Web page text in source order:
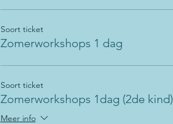
Soort ticket
Zomerworkshops 1 dag
Soort ticket
Zomerworkshops 1dag (2de kind)
Meer info